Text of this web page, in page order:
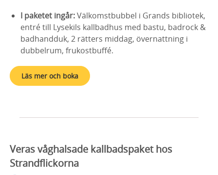
I paketet ingår:Välkomstbubbel i Grands bibliotek,
entré till Lysekils kallbadhus med bastu, badrock &
badhandduk, 2 rätters middag, övernattning i
dubbelrum, frukostbuffé.
Läs mer och boka
Veras våghalsade kallbadspaket hos
Strandflickorna